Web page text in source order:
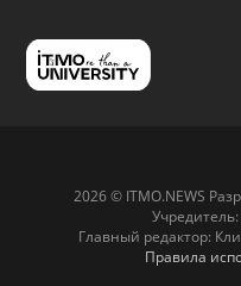
2026 © ITMO.NEWS
Учредитель:
Главный редактор:
Правила